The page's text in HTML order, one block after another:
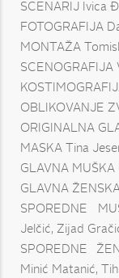
SCENARIJ Ivica
FOTOGRAFIJA
MONTAŽA
SCENOGRAFIJA
OBLIKOVANJE
ORIGINALNA
MASKA Tina
GLAVNA
GLAVNA
SPOREDNE
Jelčić, Zijad
SPOREDNE
Minić Matanić,